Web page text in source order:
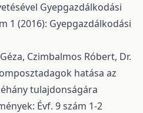
Gyepgazdálkodási
1 (2016): Gyepgazdálkodási
Czimbalmos Róbert, Dr.
hatása az
tulajdonságára
Évf. 9 szám 1-2